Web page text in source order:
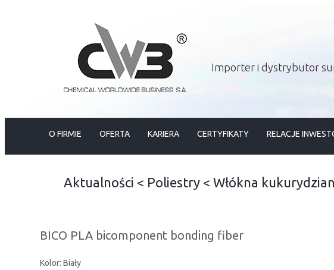
Importer i dystrybutor
O FIRMIE OFERTA KARIERA CERTYFIKATY RELACJE
Aktualności < Poliestry < Włókna
BICO PLA bicomponent bonding fiber
Kolor: Biały